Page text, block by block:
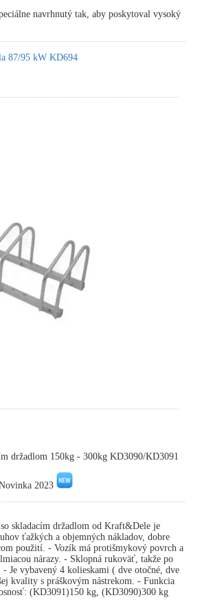
navrhnutý tak, aby poskytoval vysoký
87/95 kW KD694
držadlom 150kg - 300kg KD3090/KD3091
2023
skladacím držadlom od Kraft&Dele je
ťažkých a objemných nákladov, dobre
použití. - Vozík má protišmykový povrch a
nárazy. - Sklopná rukoväť, takže po
Je vybavený 4 kolieskami ( dve otočné, dve
kvality s práškovým nástrekom. - Funkcia
(KD3091)150 kg, (KD3090)300 kg